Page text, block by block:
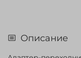
Описание